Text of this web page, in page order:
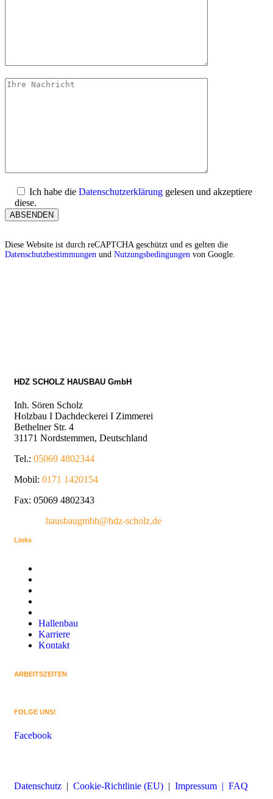
Ich habe die Datenschutzerklärung gelesen und akzeptiere
diese.
Diese Website ist durch reCAPTCHA geschützt und es gelten die
Datenschutzbestimmungen und Nutzungsbedingungen von Google.
HDZ SCHOLZ HAUSBAU GmbH
Inh. Sören Scholz
Holzbau I Dachdeckerei I Zimmerei
Bethelner Str. 4
31171 Nordstemmen, Deutschland
Tel.: 05069 4802344
Mobil: 0171 1420154
Fax: 05069 4802343
hausbaugmbh@hdz-scholz.de
Links
Hallenbau
Karriere
Kontakt
ARBEITSZEITEN
FOLGE UNS!
Facebook
Datenschutz | Cookie-Richtlinie (EU) | Impressum | FAQ